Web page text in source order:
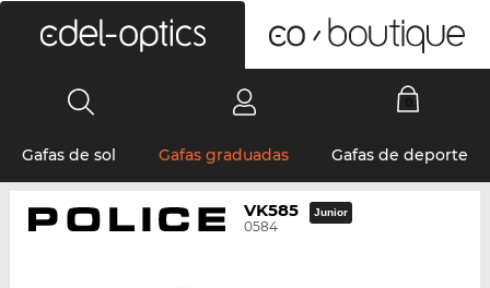
Gafas de sol Gafas graduadas Gafas de deporte
VK585
0584
Junior